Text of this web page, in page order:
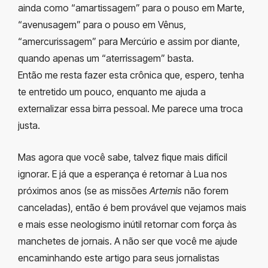
ainda como “amartissagem” para o pouso em Marte,
“avenusagem” para o pouso em Vênus,
“amercurissagem” para Mercúrio e assim por diante,
quando apenas um “aterrissagem” basta.
Então me resta fazer esta crônica que, espero, tenha
te entretido um pouco, enquanto me ajuda a
externalizar essa birra pessoal. Me parece uma troca
justa.
Mas agora que você sabe, talvez fique mais difícil
ignorar. E já que a esperança é retornar à Lua nos
próximos anos (se as missõesArtemis não forem
canceladas), então é bem provável que vejamos mais
e mais esse neologismo inútil retornar com força às
manchetes de jornais. A não ser que você me ajude
encaminhando este artigo para seus jornalistas